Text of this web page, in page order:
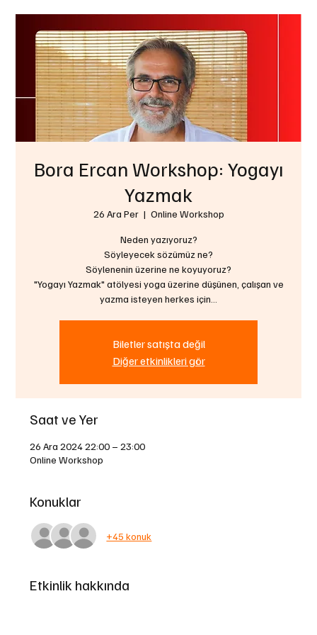
Bora Ercan Workshop: Yogayı
Yazmak
26 Ara Per
  |
Online Workshop
Neden yazıyoruz?
Söyleyecek sözümüz ne?
Söylenenin üzerine ne koyuyoruz?
"Yogayı Yazmak" atölyesi yoga üzerine düşünen, çalışan ve
yazma isteyen herkes için...
Biletler satışta değil
Diğer etkinlikleri gör
Saat ve Yer
26 Ara 2024 22:00 – 23:00
Online Workshop
Konuklar
+45 konuk
Etkinlik hakkında